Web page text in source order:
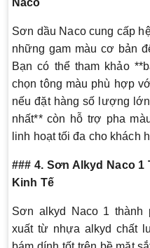
Naco
Sơn dầu Naco cung cấp
những gam màu cơ bản
Bạn có thể tham khảo
chọn tông màu phù hợp
nếu đặt hàng số lượng
nhất** còn hỗ trợ pha
linh hoạt tối đa cho khách
### 4. Sơn Alkyd Naco
Kinh Tế
Sơn alkyd Naco 1 thành
xuất từ nhựa alkyd chất